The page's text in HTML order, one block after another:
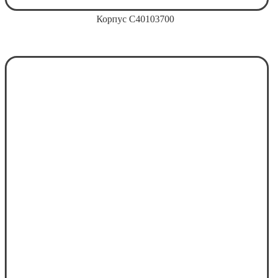
Корпус С40103700